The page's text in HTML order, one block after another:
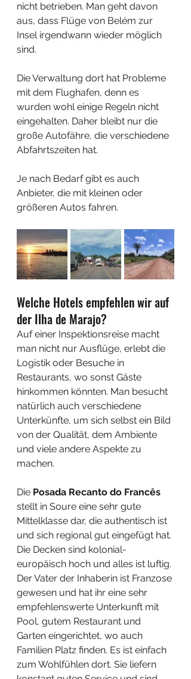
nicht betrieben. Man geht davon
aus, dass Flüge von Belém zur
Insel irgendwann wieder möglich
sind.
Die Verwaltung dort hat Probleme
mit dem Flughafen, denn es
wurden wohl einige Regeln nicht
eingehalten. Daher bleibt nur die
große Autofähre, die verschiedene
Abfahrtszeiten hat.
Je nach Bedarf gibt es auch
Anbieter, die mit kleinen oder
größeren Autos fahren.
Welche Hotels empfehlen wir auf
der Ilha de Marajo?
Auf einer Inspektionsreise macht
man nicht nur Ausflüge, erlebt die
Logistik oder Besuche in
Restaurants, wo sonst Gäste
hinkommen könnten. Man besucht
natürlich auch verschiedene
Unterkünfte, um sich selbst ein Bild
von der Qualität, dem Ambiente
und viele andere Aspekte zu
machen.
Die Posada Recanto do Francês
stellt in Soure eine sehr gute
Mittelklasse dar, die authentisch ist
und sich regional gut eingefügt hat.
Die Decken sind kolonial-
europäisch hoch und alles ist luftig.
Der Vater der Inhaberin ist Franzose
gewesen und hat ihr eine sehr
empfehlenswerte Unterkunft mit
Pool, gutem Restaurant und
Garten eingerichtet, wo auch
Familien Platz finden. Es ist einfach
zum Wohlfühlen dort. Sie liefern